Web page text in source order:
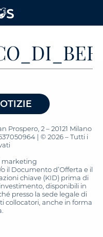
Prospero, 2 – 20121 Milano
| © 2026 – Tutti i
marketing
il Documento d’Offerta e il
chiave (KID) prima di
disponibili in
presso la sede legale di
collocatori, anche in forma